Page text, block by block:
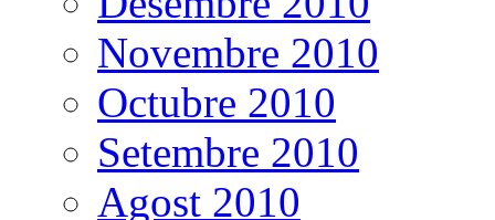
Novembre 2010
Octubre 2010
Setembre 2010
Agost 2010